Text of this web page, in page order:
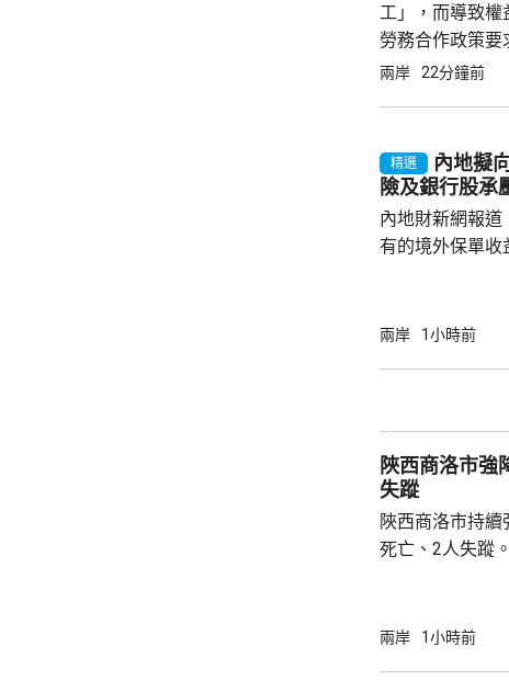
工」，而導致權
勞務合作政策
證合法務工，踏
兩岸 22分鐘前
精選
內地擬
險及銀行股承
內地財新網報
有的境外保單收
施未普遍推行，
被視為是堵塞長
亦反映內地對居
兩岸 1小時前
陜西商洛市
失蹤
陜西商洛市持
死亡、2人失蹤
連場暴雨由上周
兩岸 1小時前